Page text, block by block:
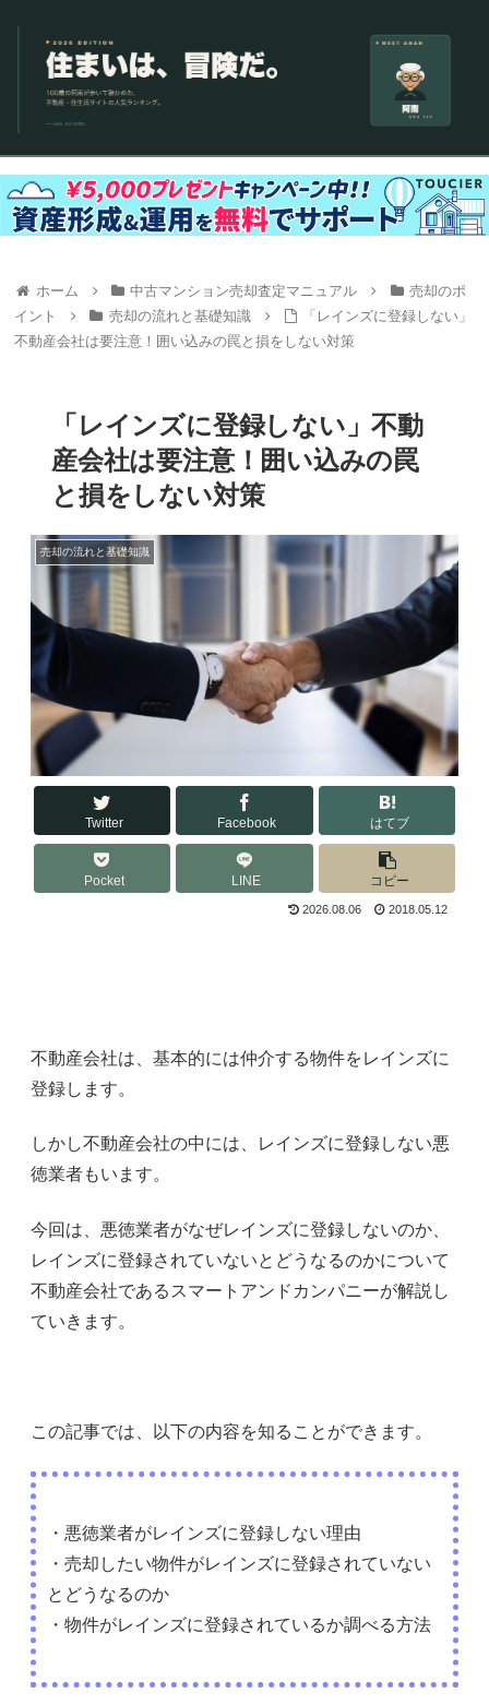
ホーム 中古マンション売却査定マニュアル
売却のポ
イント
売却の流れと基礎知識
「レインズに登録しない」
不動産会社は要注意！囲い込みの罠と損をしない対策
「レインズに登録しない」不動
産会社は要注意！囲い込みの罠
と損をしない対策
売却の流れと基礎知識
Twitter Facebook はてブ
Pocket LINE コピー
2026.08.06 2018.05.12
不動産会社は、基本的には仲介する物件をレインズに
登録します。
しかし不動産会社の中には、レインズに登録しない悪
徳業者もいます。
今回は、悪徳業者がなぜレインズに登録しないのか、
レインズに登録されていないとどうなるのかについて
不動産会社であるスマートアンドカンパニーが解説し
ていきます。
この記事では、以下の内容を知ることができます。
・悪徳業者がレインズに登録しない理由
・売却したい物件がレインズに登録されていない
とどうなるのか
・物件がレインズに登録されているか調べる方法